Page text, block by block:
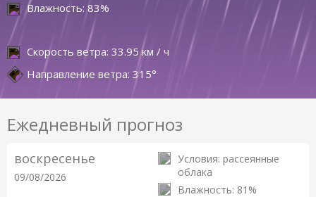
Влажность: 83%
Скорость ветра: 33.95 км / ч
Направление ветра: 315°
Ежедневный прогноз
воскресенье
09/08/2026
Условия: рассеянные
облака
Влажность: 81%